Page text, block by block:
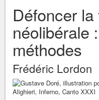
Défoncer
néolibérale
méthodes
Frédéric Lordon